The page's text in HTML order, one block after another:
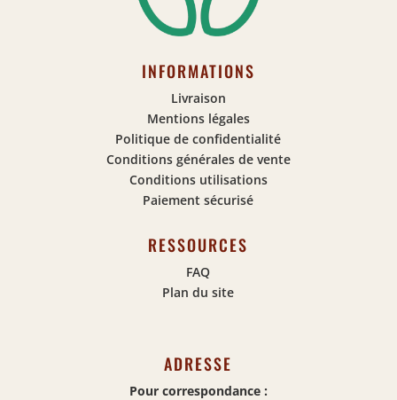
INFORMATIONS
Livraison
Mentions légales
Politique de confidentialité
Conditions générales de vente
Conditions utilisations
Paiement sécurisé
RESSOURCES
FAQ
Plan du site
ADRESSE
Pour correspondance :